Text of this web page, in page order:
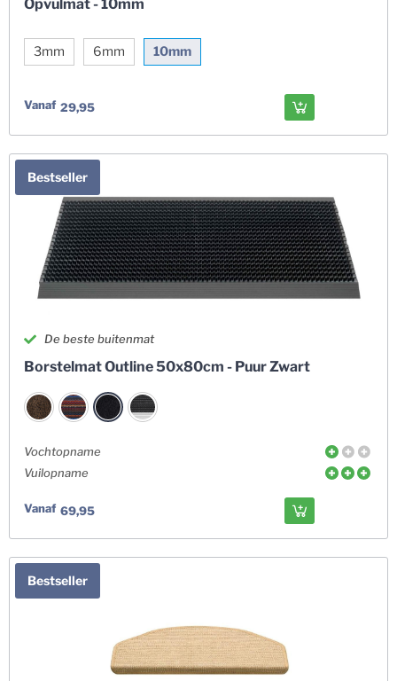
Opvulmat - 10mm
3mm 6mm 10mm
Vanaf 29,95
Bestseller
De beste buitenmat
Borstelmat Outline 50x80cm - Puur Zwart
Vochtopname
Vuilopname
Vanaf 69,95
Bestseller